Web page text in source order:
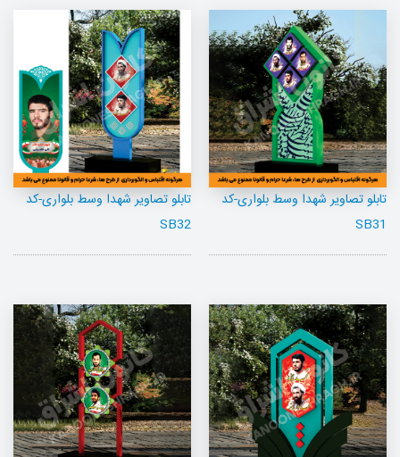
تابلو تصاویر شهدا وسط بلواری-کد
SB31
تابلو تصاویر شهدا وسط بلواری-کد
SB32